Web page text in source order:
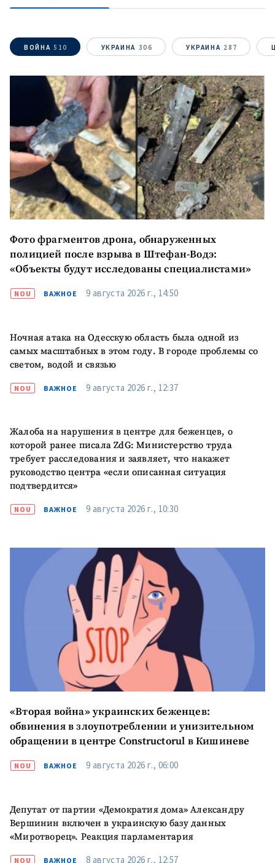
ПОДДЕРЖАТЬ
ВОЙНА 510 УКРАИНА 306 УКРАИНА 287
Фото фрагментов дрона, обнаруженных
полицией после взрыва в Штефан-Водэ:
«Объекты будут исследованы специалистами»
NOU ВАЖНОЕ 9 августа 2026 г., 14:50
Ночная атака на Одесскую область была одной из
самых масштабных в этом году. В городе проблемы со
светом, водой и связью
NOU ВАЖНОЕ 9 августа 2026 г., 12:37
Жалоба на нарушения в центре для беженцев, о
которой ранее писала ZdG: Министерство труда
требует расследования и заявляет, что накажет
руководство центра «если описанная ситуация
подтвердится»
NOU ВАЖНОЕ 9 августа 2026 г., 10:30
«Вторая война» украинских беженцев:
обвинения в злоупотреблении и унизительном
обращении в центре Constructorul в Кишиневе
NOU ВАЖНОЕ 9 августа 2026 г., 06:00
Депутат от партии «Демократия дома» Александру
Вершинин включен в украинскую базу данных
«Миротворец». Реакция парламентария
NOU ВАЖНОЕ 8 августа 2026 г., 12:57
Заголовок новости
+ Добавить
заголовок
Фотография
+ Загрузить
изображение
Ссылка на медиа
+ Добавить ссылку на
медиа
Текст новости
+ Добавить текст
КОНТАКТНЫЙ ИСТОЧНИК
Электронная почта
+ Мой email
конфиденциальности.
ОТПРАВИТЬ НОВОСТЬ